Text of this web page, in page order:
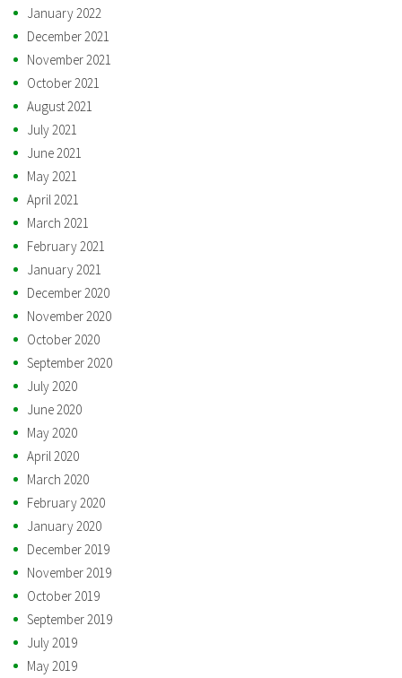
January 2022
December 2021
November 2021
October 2021
August 2021
July 2021
June 2021
May 2021
April 2021
March 2021
February 2021
January 2021
December 2020
November 2020
October 2020
September 2020
July 2020
June 2020
May 2020
April 2020
March 2020
February 2020
January 2020
December 2019
November 2019
October 2019
September 2019
July 2019
May 2019